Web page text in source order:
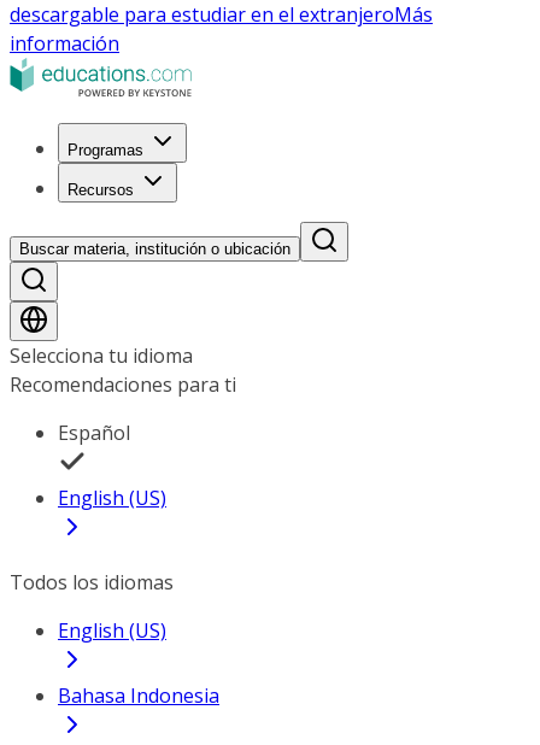
descargable para estudiar en el extranjeroMás
información
Programas
Recursos
Buscar materia, institución o ubicación
Selecciona tu idioma
Recomendaciones para ti
Español
English (US)
Todos los idiomas
English (US)
Bahasa Indonesia